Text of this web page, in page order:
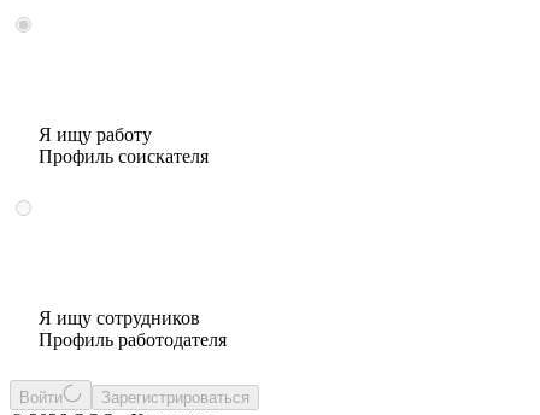
Я ищу работу
Профиль соискателя
Я ищу сотрудников
Профиль работодателя
Войти Зарегистрироваться